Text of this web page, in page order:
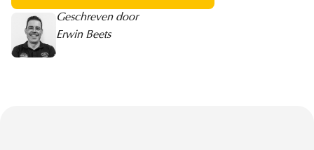
Geschreven door
Erwin Beets